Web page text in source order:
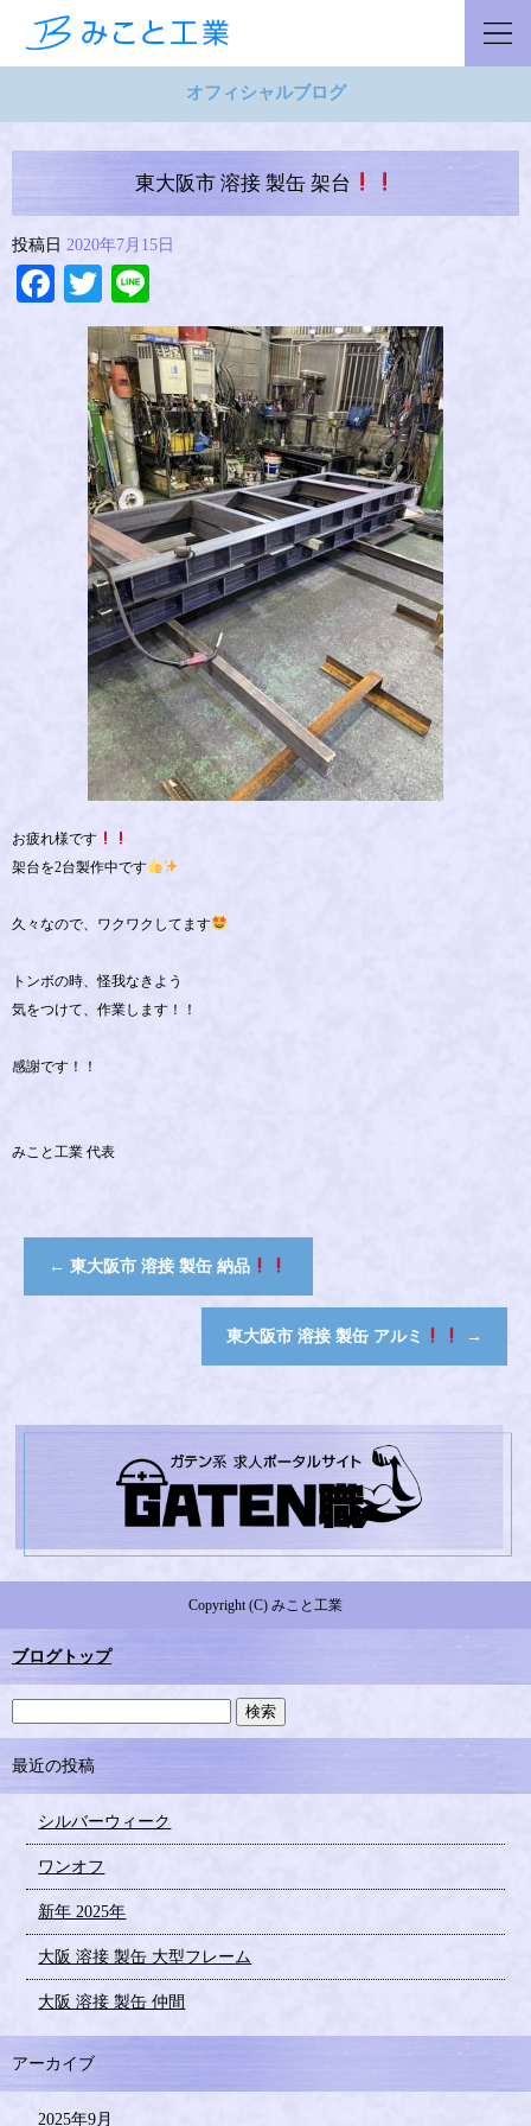
オフィシャルブログ
東大阪市 溶接 製缶 架台
投稿日 2020年7月15日
Facebook
Twitter
お疲れ様です
架台を2台製作中です
久々なので、ワクワクしてます
トンボの時、怪我なきよう
気をつけて、作業します！！
感謝です！！
みこと工業 代表
← 東大阪市 溶接 製缶 納品
東大阪市 溶接 製缶 アルミ →
Copyright (C) みこと工業
ブログトップ
最近の投稿
シルバーウィーク
ワンオフ
新年 2025年
大阪 溶接 製缶 大型フレーム
大阪 溶接 製缶 仲間
アーカイブ
2025年9月